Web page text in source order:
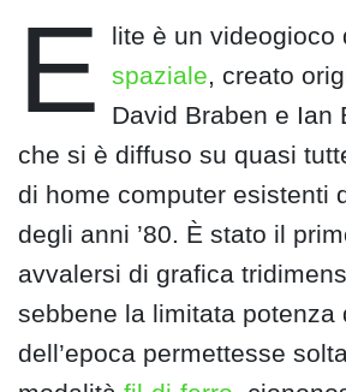
E lite è un
spaziale, creato
David Braben e Ian
che si è diffuso su quasi
di home computer esistenti
degli anni ’80. È stato il
avvalersi di grafica
sebbene la limitata potenza
dell’epoca permettesse